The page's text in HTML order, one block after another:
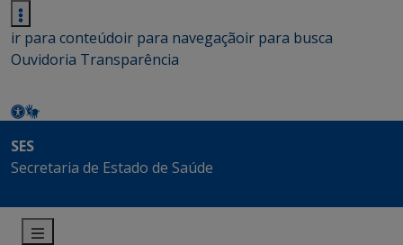
ir para conteúdoir para navegaçãoir para busca
Ouvidoria Transparência
SES
Secretaria de Estado de Saúde